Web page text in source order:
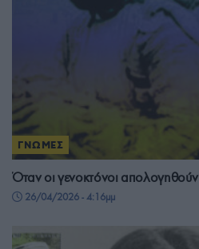
ΓΝΩΜΕΣ
Όταν οι γενοκτόνοι απολογηθούν
26/04/2026 - 4:16μμ